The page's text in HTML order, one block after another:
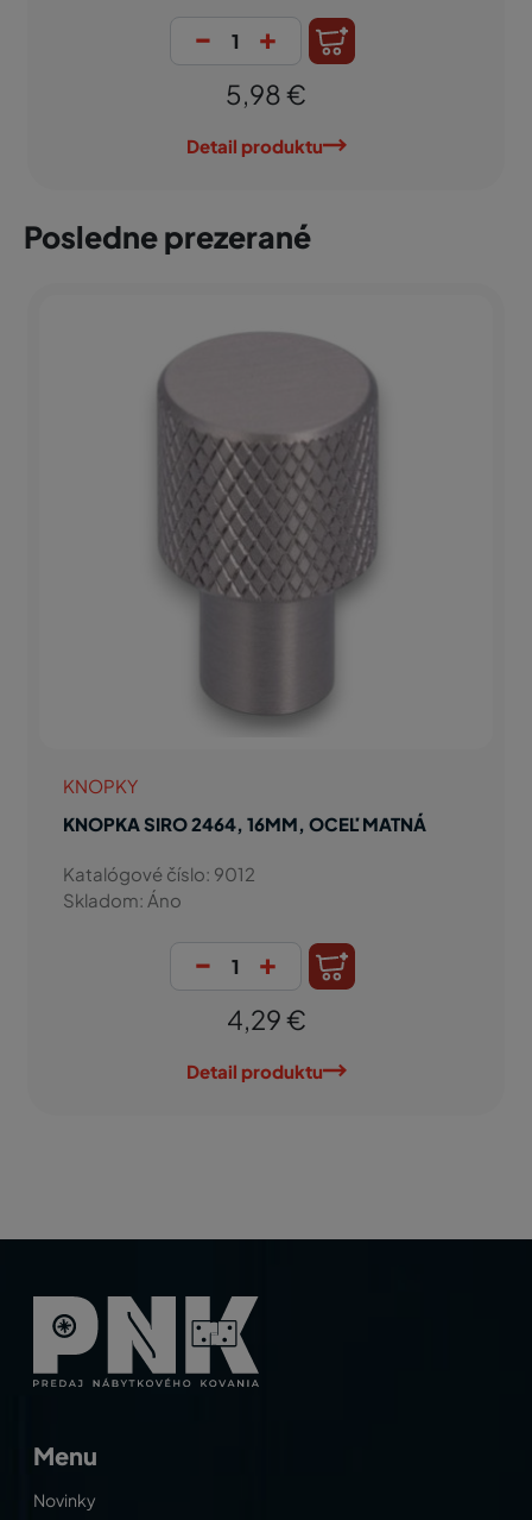
- +
5,98 €
Detail produktu
Posledne prezerané
KNOPKY
KNOPKA SIRO 2464, 16MM, OCEĽ MATNÁ
Katalógové číslo: 9012
Skladom: Áno
- +
4,29 €
Detail produktu
Menu
Novinky